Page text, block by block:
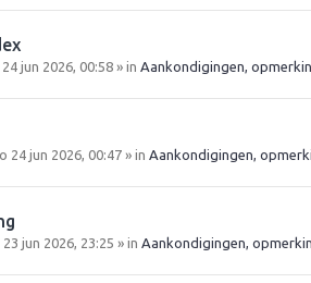
jun 2026, 00:58 » in Aankondigingen,
24 jun 2026, 00:47 » in Aankondigingen,
23 jun 2026, 23:25 » in Aankondigingen,